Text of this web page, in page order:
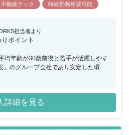
不動産テック 時短勤務相談可能
担当者より
ポイント
均年齢が30歳前後と若手が活躍しやす
」のグループ会社であり安定した環境
業期を迎えているため、何でもチャ
。土日祝休みで残業も平均20時間以下
も安心してお仕事に集中できることも
詳細を見る